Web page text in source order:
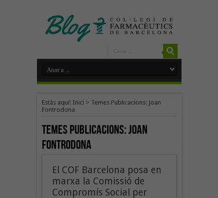
Estàs aquí: Inici > Temes Publicacions: Joan
Fontrodona
Temes Publicacions:Joan
Fontrodona
El COF Barcelona posa en
marxa la Comissió de
Compromís Social per